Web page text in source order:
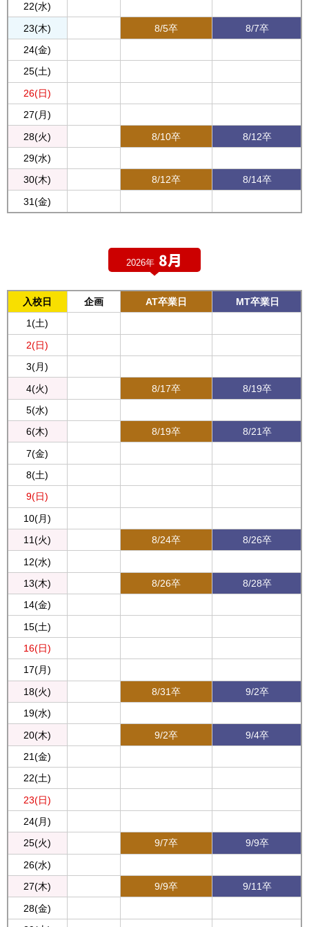
22(水)
23(木)
8/5卒
8/7卒
24(金)
25(土)
26(日)
27(月)
28(火)
8/10卒
8/12卒
29(水)
30(木)
8/12卒
8/14卒
31(金)
2026年 8月
入校日 企画 AT卒業日
MT卒業日
1(土)
2(日)
3(月)
4(火)
8/17卒
8/19卒
5(水)
6(木)
8/19卒
8/21卒
7(金)
8(土)
9(日)
10(月)
11(火)
8/24卒
8/26卒
12(水)
13(木)
8/26卒
8/28卒
14(金)
15(土)
16(日)
17(月)
18(火)
8/31卒
9/2卒
19(水)
20(木)
9/2卒
9/4卒
21(金)
22(土)
23(日)
24(月)
25(火)
9/7卒
9/9卒
26(水)
27(木)
9/9卒
9/11卒
28(金)